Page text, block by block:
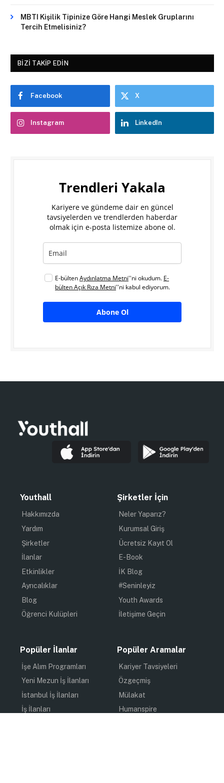
MBTI Kişilik Tipinize Göre Hangi Meslek Gruplarını
Tercih Etmelisiniz?
BIZI TAKIP EDIN
Facebook X
Instagram LinkedIn
Trendleri Yakala
Kariyere ve gündeme dair en güncel
tavsiyelerden ve trendlerden haberdar
olmak için e-posta listemize abone ol.
E-bültenAydınlatma Metni''ni okudum. E-
bülten Açık Rıza Metni''ni kabul ediyorum.
Abone Ol
Youthall
Hakkımızda
Yardım
Şirketler
İlanlar
Etkinlikler
Ayrıcalıklar
Blog
Öğrenci Kulüpleri
Şirketler İçin
Neler Yaparız?
Kurumsal Giriş
Ücretsiz Kayıt Ol
E-Book
İK Blog
#Seninleyiz
Youth Awards
İletişime Geçin
Popüler İlanlar
İşe Alım Programları
Yeni Mezun İş İlanları
İstanbul İş İlanları
İş İlanları
Popüler Aramalar
Kariyer Tavsiyeleri
Özgeçmiş
Mülakat
Humanspire